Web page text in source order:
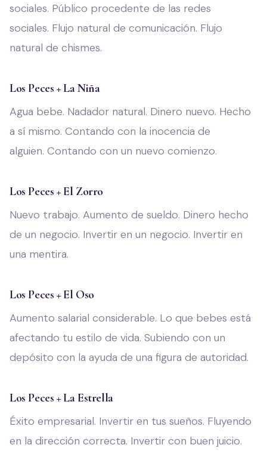
sociales. Público procedente de las redes
sociales. Flujo natural de comunicación. Flujo
natural de chismes.
Los Peces + La Niña
Agua bebe. Nadador natural. Dinero nuevo. Hecho
a sí mismo. Contando con la inocencia de
alguien. Contando con un nuevo comienzo.
Los Peces + El Zorro
Nuevo trabajo. Aumento de sueldo. Dinero hecho
de un negocio. Invertir en un negocio. Invertir en
una mentira.
Los Peces + El Oso
Aumento salarial considerable. Lo que bebes está
afectando tu estilo de vida. Subiendo con un
depósito con la ayuda de una figura de autoridad.
Los Peces + La Estrella
Éxito empresarial. Invertir en tus sueños. Fluyendo
en la dirección correcta. Invertir con buen juicio.